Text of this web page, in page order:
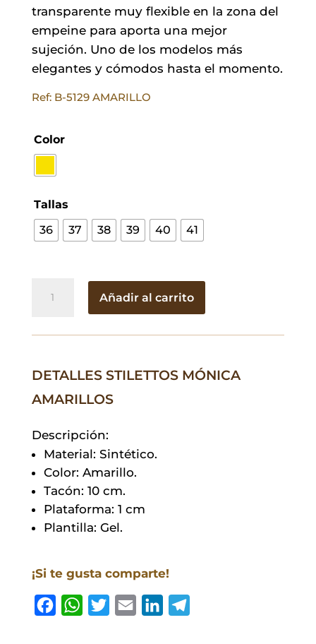
transparente muy flexible en la zona del
empeine para aporta una mejor
sujeción. Uno de los modelos más
elegantes y cómodos hasta el momento.
Ref: B-5129 AMARILLO
Color
Tallas
36
37 38 39 40 41
Añadir al carrito
DETALLES STILETTOS MÓNICA
AMARILLOS
Descripción:
Material: Sintético.
Color: Amarillo.
Tacón: 10 cm.
Plataforma: 1 cm
Plantilla: Gel.
¡Si te gusta comparte!
W